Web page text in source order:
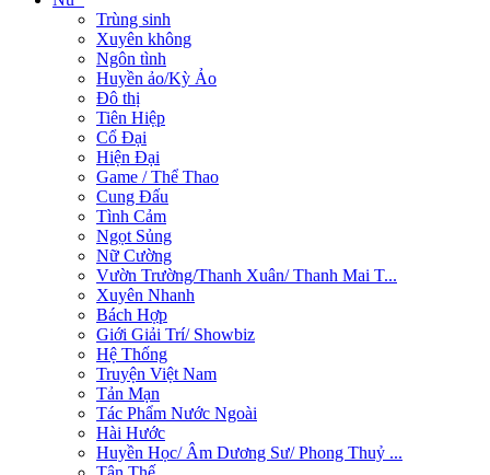
Trùng sinh
Xuyên không
Ngôn tình
Huyền ảo/Kỳ Ảo
Đô thị
Tiên Hiệp
Cổ Đại
Hiện Đại
Game / Thể Thao
Cung Đấu
Tình Cảm
Ngọt Sủng
Nữ Cường
Vườn Trường/Thanh Xuân/ Thanh Mai T...
Xuyên Nhanh
Bách Hợp
Giới Giải Trí/ Showbiz
Hệ Thống
Truyện Việt Nam
Tản Mạn
Tác Phẩm Nước Ngoài
Hài Hước
Huyền Học/ Âm Dương Sư/ Phong Thuỷ ...